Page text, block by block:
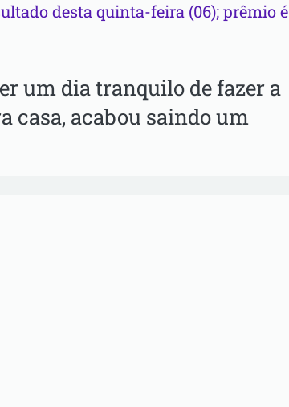
desta quinta-feira (06); prêmio é
um dia tranquilo de fazer a
casa, acabou saindo um